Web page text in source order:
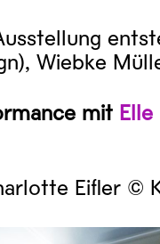
Wiebke
mit
Eifler ©